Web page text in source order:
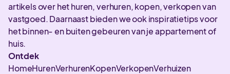
artikels over het huren, verhuren, kopen, verkopen van
vastgoed. Daarnaast bieden we ook inspiratietips voor
het binnen- en buiten gebeuren van je appartement of
huis.
Ontdek
HomeHurenVerhurenKopenVerkopenVerhuizen